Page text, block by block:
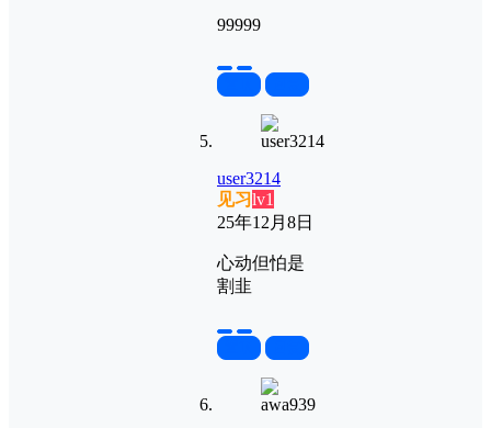
99999
user3214
见习lv1
25年12月8日
心动但怕是
割韭